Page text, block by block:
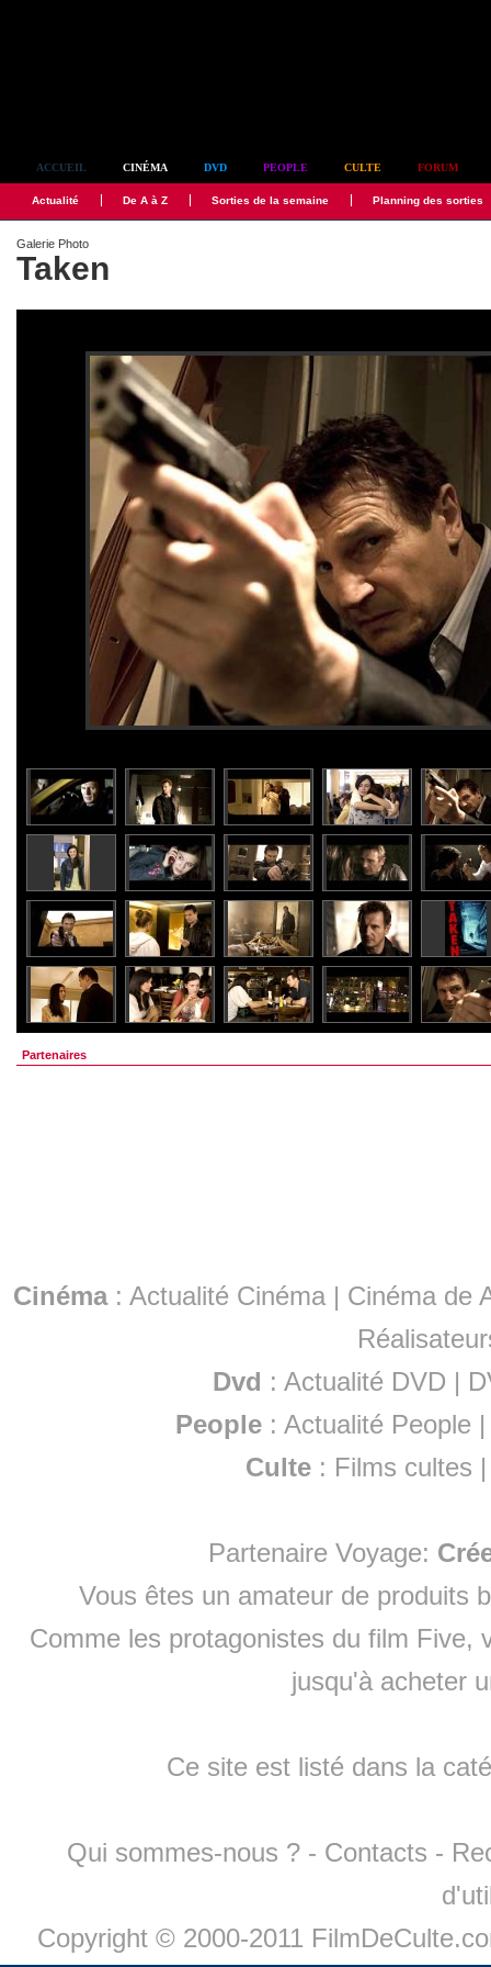
ACCUEIL CINÉMA DVD PEOPLE CULTE FORUM
Actualité De A à Z Sorties de la semaine Planning des sorties
Galerie Photo
Taken
Partenaires
Cinéma: Actualité Cinéma | Cinéma de
Dvd : Actualité DVD |
People :Actualité People
Culte : Films cultes
Partenaire Voyage:
Vous êtes un amateur de produits
Comme les protagonistes du film Five,
jusqu'à acheter
Ce site est listé dans la
Qui sommes-nous ? - Contacts -
Copyright © 2000-2011